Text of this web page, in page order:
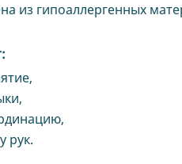
из гипоаллергенных
рук.